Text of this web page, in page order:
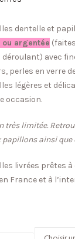
dentelle et
argentée
déroulant) avec
perles en verre
légères et
occasion.
très limitée.
papillons ainsi que
livrées prêtes
France et à